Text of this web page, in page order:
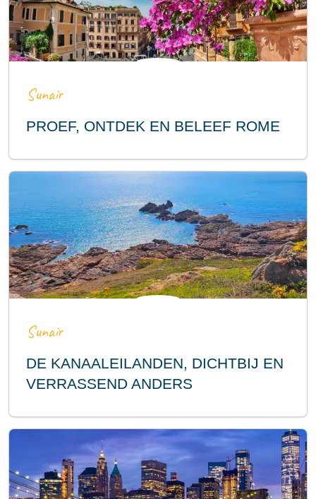
Sunair
PROEF, ONTDEK EN BELEEF ROME
Sunair
DE KANAALEILANDEN, DICHTBIJ EN
VERRASSEND ANDERS